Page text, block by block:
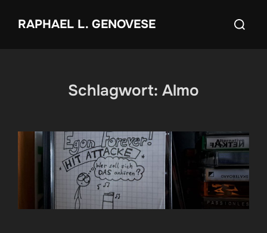
InhaltRAPHAEL L. GENOVESE
Suchen
Schlagwort: Almo